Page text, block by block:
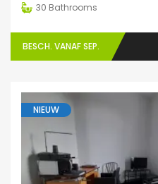
30 Bathrooms
BESCH. VANAF SEP.
NIEUW